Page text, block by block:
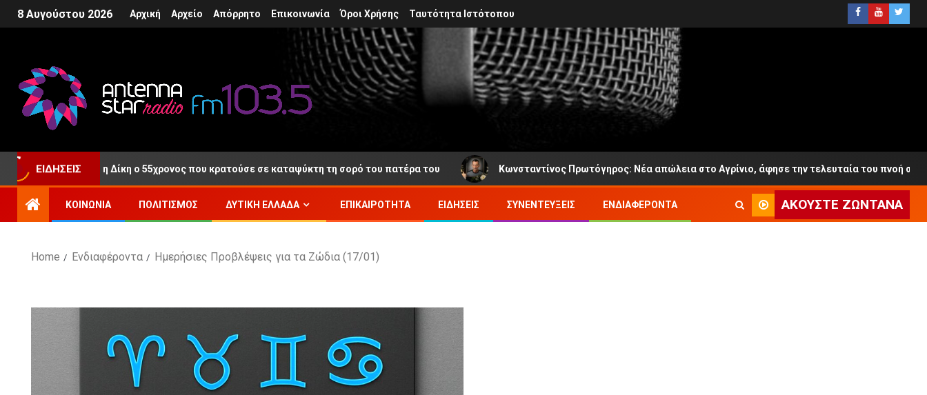
8 Αυγούστου 2026 Αρχική Αρχείο Απόρρητο Επικοινωνία Όροι Χρήσης Ταυτότητα Ιστότοπου
ΕΙΔΉΣΕΙΣ
μετά τη Δίκη ο 55χρονος που κρατούσε σε καταψύκτη τη σορό του πατέρα του Κωνσταντίνος Πρωτόγηρος: Νέα απώλεια στο Αγρίνιο, άφησε την τελευταία του πνοή σε ηλικία 65
ΚΟΙΝΩΝΊΑ ΠΟΛΙΤΙΣΜΌΣ ΔΥΤΙΚΉ ΕΛΛΆΔΑ ΕΠΙΚΑΙΡΌΤΗΤΑ ΕΙΔΉΣΕΙΣ ΣΥΝΕΝΤΕΎΞΕΙΣ ΕΝΔΙΑΦΈΡΟΝΤΑ ΑΚΟΎΣΤΕ ΖΩΝΤΑΝΆ
Home Ενδιαφέροντα Ημερήσιες Προβλέψεις για τα Ζώδια (17/01)